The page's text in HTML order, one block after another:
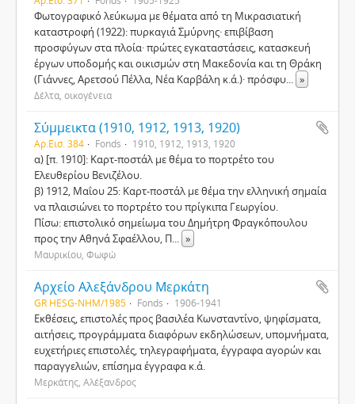
Φωτογραφικό λεύκωμα με θέματα από τη Μικρασιατική
καταστροφή (1922): πυρκαγιά Σμύρνης· επιβίβαση
προσφύγων στα πλοία· πρώτες εγκαταστάσεις, κατασκευή
έργων υποδομής και οικισμών στη Μακεδονία και τη Θράκη
(Γιάννες, Αρετσού Πέλλα, Νέα Καρβάλη κ.ά.)· πρόσφυ... »
Δέλτα, οικογένεια
Σύμμεικτα (1910, 1912, 1913, 1920)
Αρ.Εισ. 384 Fonds 1910, 1912, 1913, 1920
α) [π. 1910]: Καρτ-ποστάλ με θέμα το πορτρέτο του
Ελευθερίου Βενιζέλου.
β) 1912, Μαΐου 25: Καρτ-ποστάλ με θέμα την ελληνική σημαία
να πλαισιώνει το πορτρέτο του πρίγκιπα Γεωργίου.
Πίσω: επιστολικό σημείωμα του Δημήτρη Φραγκόπουλου
προς την Αθηνά Σφαέλλου, Π... »
Μαυρικίου, Φωφώ
Αρχείο Αλεξάνδρου Μερκάτη
GR HESG-NHM/1985 Fonds 1906-1941
Εκθέσεις, επιστολές προς βασιλέα Κωνσταντίνο, ψηφίσματα,
αιτήσεις, προγράμματα διαφόρων εκδηλώσεων, υπομνήματα,
ευχετήριες επιστολές, τηλεγραφήματα, έγγραφα αγορών και
παραγγελιών, επίσημα έγγραφα κ.ά.
Μερκάτης, Αλέξανδρος